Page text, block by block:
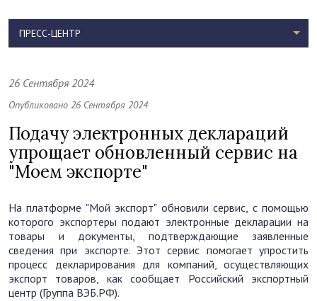
26 Сентября 2024
Опубликовано 26 Сентября 2024
Подачу электронных деклараций
упрощает обновленный сервис на
"Моем экспорте"
На платформе "Мой экспорт" обновили сервис, с помощью
которого экспортеры подают электронные декларации на
товары и документы, подтверждающие заявленные
сведения при экспорте. Этот сервис помогает упростить
процесс декларирования для компаний, осуществляющих
экспорт товаров, как сообщает Российский экспортный
центр (Группа ВЭБ.РФ).
ПРЕСС-ЦЕНТР